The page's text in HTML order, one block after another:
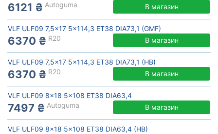
6121 ₴ Autoguma В магазин
VLF ULF09 7,5x17 5x114,3 ET38 DIA73,1 (GMF)
6370 ₴ R20 В магазин
VLF ULF09 7,5x17 5x114,3 ET38 DIA73,1 (HB)
6370 ₴ R20 В магазин
VLF ULF09 8x18 5x108 ET38 DIA63,4
7497 ₴ Autoguma В магазин
VLF ULF09 8x18 5x108 ET38 DIA63,4 (HB)